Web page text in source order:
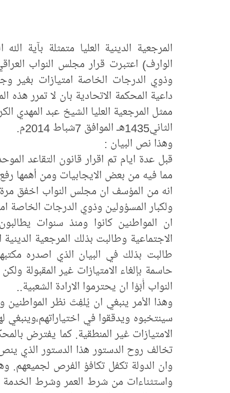
المرجعية الدينية العليا متمثلة بآية
الوارف) اعتبرت قرار مجلس النواب
وذوي الدرجات الخاصة امتيازات بغير
داعية المحكمة الاتحادية بان لا تمرر هذه
الثاني1435هـ الموافق 7شباط 2014م.
وهذا نص البيان :
قبل عدة ايام تم اقرار قانون التقاعد
انه من المؤسف ان مجلس النواب اخفق
ولكبار المسؤولين وذوي الدرجات الخاصة
ان المواطنين كانوا ومنذ سنوات
الاجتماعية وطالبت بذلك المرجعية
طالبت بذلك في البيان الذي اصدره
حاسمة بإلغاء الامتيازات غير
النواب أَبَوْا ان يحترموا الارادة الشعبية..
وهذا الأمر ينبغي ان يُلفِتَ نظر
سينتخبوه ويدققوا في اختياراتهم،وينبغي
الامتيازات غير المنطقية. كما يفترض
تخالف روح الدستور هذا الدستور الذي
وان الدولة تكفل تكافؤ الفرص لجميعهم.
واستثناءات من شرط العمر وشرط الخدمة